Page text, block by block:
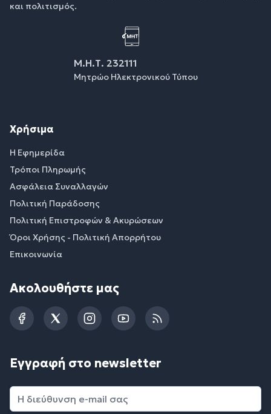
και πολιτισμός.
Μ.Η.Τ. 232111
Μητρώο Ηλεκτρονικού Τύπου
Χρήσιμα
Η Εφημερίδα
Τρόποι Πληρωμής
Ασφάλεια Συναλλαγών
Πολιτική Παράδοσης
Πολιτική Επιστροφών & Ακυρώσεων
Όροι Χρήσης - Πολιτική Απορρήτου
Επικοινωνία
Ακολουθήστε μας
FacebookTwitterInstagramYouTubeRSS
Εγγραφή στο newsletter